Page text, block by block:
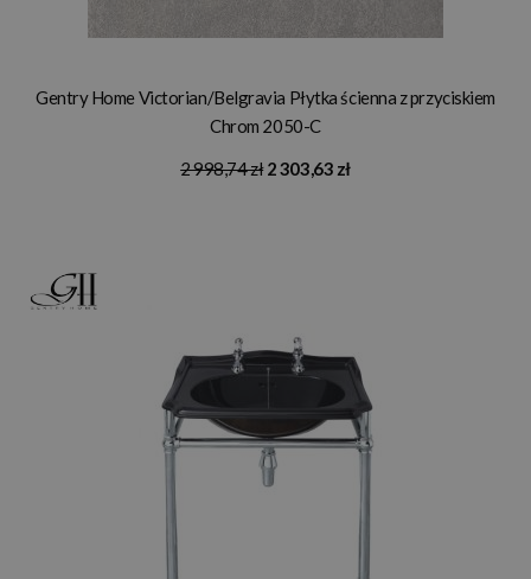
Gentry Home Victorian/Belgravia Płytka ścienna z przyciskiem
Chrom 2050-C
2 998,74 zł 2 303,63 zł